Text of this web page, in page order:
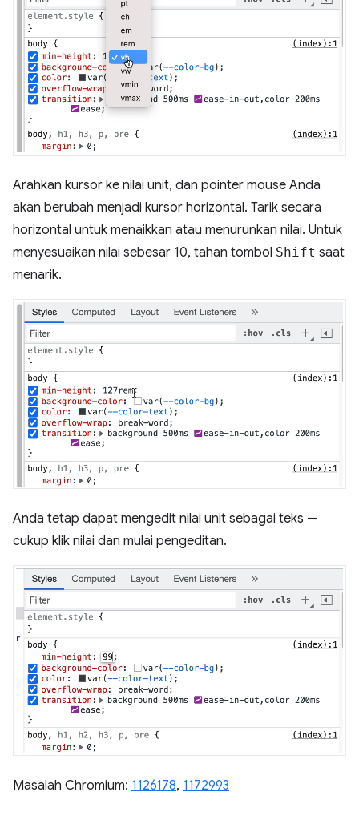
Arahkan kursor ke nilai unit, dan pointer mouse Anda
akan berubah menjadi kursor horizontal. Tarik secara
horizontal untuk menaikkan atau menurunkan nilai. Untuk
menyesuaikan nilai sebesar 10, tahan tombol Shift saat
menarik.
Anda tetap dapat mengedit nilai unit sebagai teks —
cukup klik nilai dan mulai pengeditan.
Masalah Chromium: 1126178, 1172993